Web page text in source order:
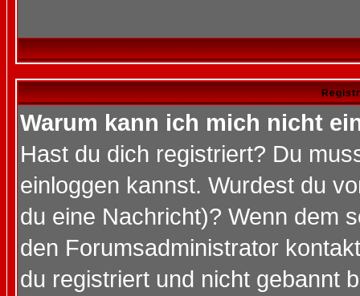
Warum kann ich mich nicht
Hast du dich registriert? Du
einloggen kannst. Wurdest du
du eine Nachricht)? Wenn dem
den Forumsadministrator
du registriert und nicht gebannt